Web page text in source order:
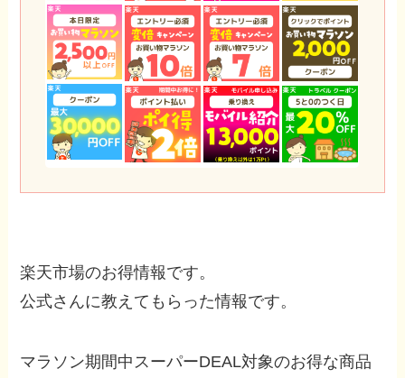
楽天市場のお得情報です。
公式さんに教えてもらった情報です。
マラソン期間中スーパーDEAL対象のお得な商品